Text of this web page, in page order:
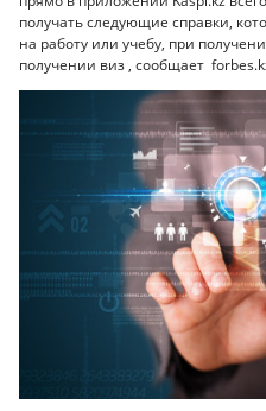
получать следующие справки,
на работу или учебу, при
получении виз , сообщает